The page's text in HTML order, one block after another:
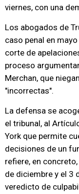
viernes, con una
Los abogados de
caso penal en
corte de
proceso
Merchan, que
"incorrectas".
La defensa se
el tribunal, al
York que permite
decisiones de un
refiere, en
de diciembre y el 3
veredicto de